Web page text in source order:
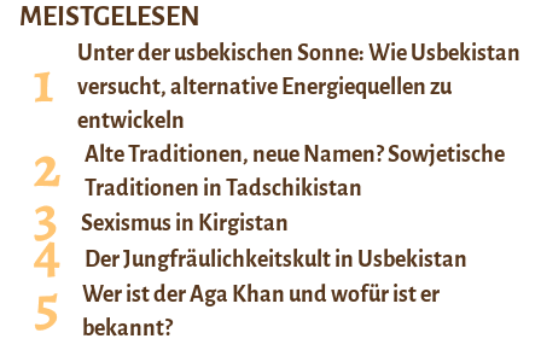
MEISTGELESEN
Unter der usbekischen Sonne: Wie Usbekistan
versucht, alternative Energiequellen zu
entwickeln
Alte Traditionen, neue Namen? Sowjetische
Traditionen in Tadschikistan
Sexismus in Kirgistan
Der Jungfräulichkeitskult in Usbekistan
Wer ist der Aga Khan und wofür ist er
bekannt?